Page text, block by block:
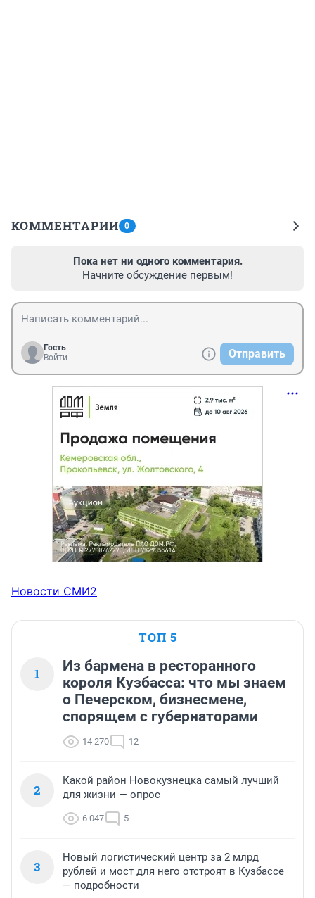
КОММЕНТАРИИ 0
Пока нет ни одного комментария.
Начните обсуждение первым!
Гость
Войти
Отправить
Новости СМИ2
ТОП 5
1
Из бармена в ресторанного
короля Кузбасса: что мы знаем
о Печерском, бизнесмене,
спорящем с губернаторами
14 270 12
2
Какой район Новокузнецка самый лучший
для жизни — опрос
6 047 5
3
Новый логистический центр за 2 млрд
рублей и мост для него отстроят в Кузбассе
— подробности